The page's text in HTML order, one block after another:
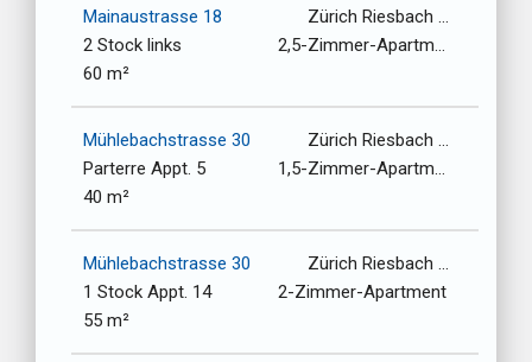
Mainaustrasse 18
Zürich Riesbach / 8008
2 Stock links
2,5-Zimmer-Apartment
60 m²
Mühlebachstrasse 30
Zürich Riesbach / 8008
Parterre Appt. 5
1,5-Zimmer-Apartment
40 m²
Mühlebachstrasse 30
Zürich Riesbach / 8008
1 Stock Appt. 14
2-Zimmer-Apartment
55 m²